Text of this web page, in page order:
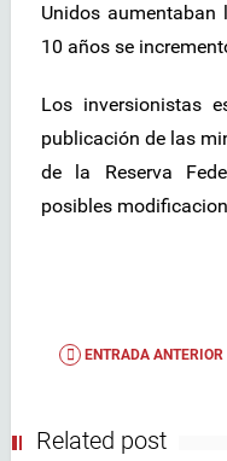
Unidos
10 años se
Los inversionistas
publicación de las
de la Reserva
posibles
ENTRADA ANTERIOR
Related post